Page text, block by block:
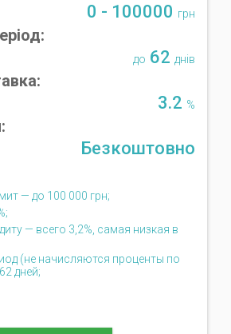
0 - 100000 грн
до 62 днів
3.2 %
Безкоштовно
— до 100 000 грн;
— всего 3,2%, самая низкая в
(не начисляются проценты по
дней;